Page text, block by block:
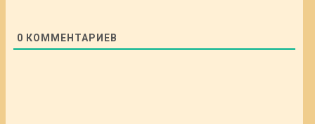
0 КОММЕНТАРИЕВ